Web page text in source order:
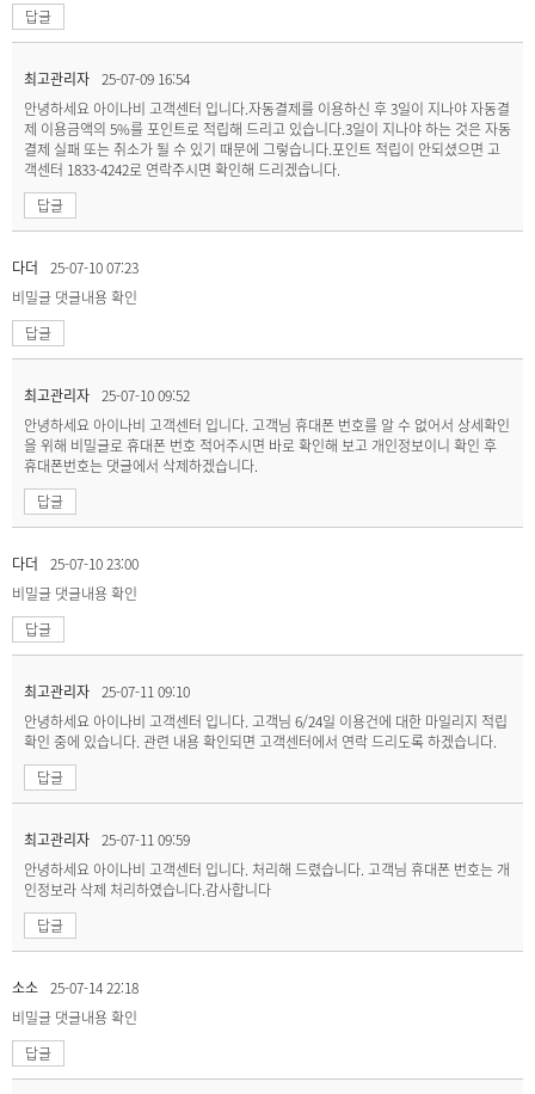
답글
최고관리자 25-07-09 16:54
안녕하세요 아이나비 고객센터 입니다.자동결제를 이용하신 후 3일이 지나야 자동결
제 이용금액의 5%를 포인트로 적립해 드리고 있습니다.3일이 지나야 하는 것은 자동
결제 실패 또는 취소가 될 수 있기 때문에 그렇습니다.포인트 적립이 안되셨으면 고
객센터 1833-4242로 연락주시면 확인해 드리겠습니다.
답글
다더
25-07-10 07:23
비밀글 댓글내용 확인
답글
최고관리자 25-07-10 09:52
안녕하세요 아이나비 고객센터 입니다. 고객님 휴대폰 번호를 알 수 없어서 상세확인
을 위해 비밀글로 휴대폰 번호 적어주시면 바로 확인해 보고 개인정보이니 확인 후
휴대폰번호는 댓글에서 삭제하겠습니다.
답글
다더
25-07-10 23:00
비밀글 댓글내용 확인
답글
최고관리자 25-07-11 09:10
안녕하세요 아이나비 고객센터 입니다. 고객님 6/24일 이용건에 대한 마일리지 적립
확인 중에 있습니다. 관련 내용 확인되면 고객센터에서 연락 드리도록 하겠습니다.
답글
최고관리자 25-07-11 09:59
안녕하세요 아이나비 고객센터 입니다. 처리해 드렸습니다. 고객님 휴대폰 번호는 개
인정보라 삭제 처리하였습니다.감사합니다
답글
소소 25-07-14 22:18
비밀글 댓글내용 확인
답글